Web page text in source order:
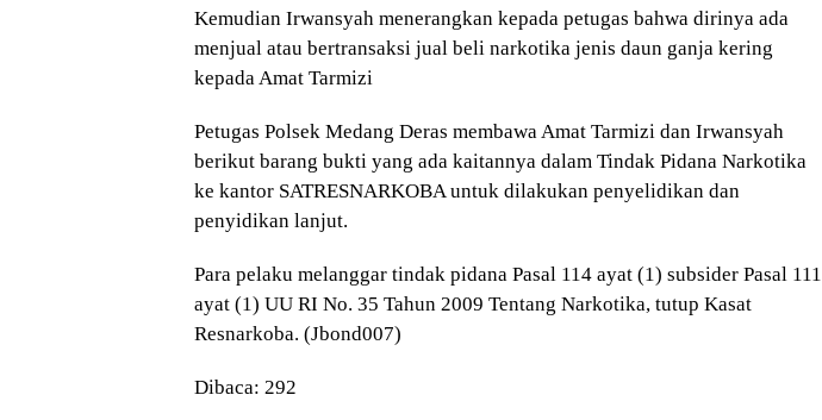
Kemudian Irwansyah menerangkan kepada petugas bahwa dirinya ada
menjual atau bertransaksi jual beli narkotika jenis daun ganja kering
kepada Amat Tarmizi
Petugas Polsek Medang Deras membawa Amat Tarmizi dan Irwansyah
berikut barang bukti yang ada kaitannya dalam Tindak Pidana Narkotika
ke kantor SATRESNARKOBA untuk dilakukan penyelidikan dan
penyidikan lanjut.
Para pelaku melanggar tindak pidana Pasal 114 ayat (1) subsider Pasal 111
ayat (1) UU RI No. 35 Tahun 2009 Tentang Narkotika, tutup Kasat
Resnarkoba. (Jbond007)
Dibaca: 292